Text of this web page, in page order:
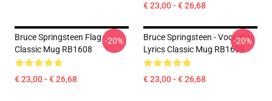
€ 23,00 - € 26,68
Bruce Springsteen Flag
Classic Mug RB1608
€ 23,00 - € 26,68
-20%
Bruce Springsteen - Voor You
Lyrics Classic Mug RB1608
€ 23,00 - € 26,68
-20%